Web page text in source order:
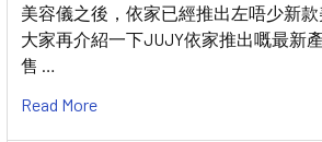
美容儀之後，依家已經推出左唔少新
大家再介紹一下JUJY依家推出嘅最新
售 …
Read More